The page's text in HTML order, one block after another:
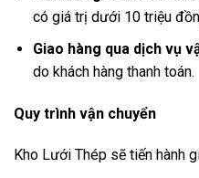
có giá trị dưới 10 triệu
Giao hàng qua dịch vụ
do khách hàng thanh toán.
Quy trình vận chuyển
Kho Lưới Thép sẽ tiến hành